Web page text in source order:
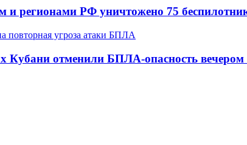
и регионами РФ уничтожено 75
Кубани отменили БПЛА-опасность вечером